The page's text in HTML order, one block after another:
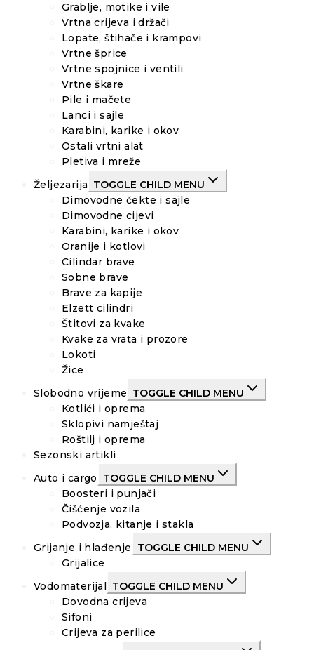
Grablje, motike i vile
Vrtna crijeva i držači
Lopate, štihače i krampovi
Vrtne šprice
Vrtne spojnice i ventili
Vrtne škare
Pile i mačete
Lanci i sajle
Karabini, karike i okov
Ostali vrtni alat
Pletiva i mreže
Željezarija TOGGLE CHILD MENU
Dimovodne čekte i sajle
Dimovodne cijevi
Karabini, karike i okov
Oranije i kotlovi
Cilindar brave
Sobne brave
Brave za kapije
Elzett cilindri
Štitovi za kvake
Kvake za vrata i prozore
Lokoti
Žice
Slobodno vrijeme TOGGLE CHILD MENU
Kotlići i oprema
Sklopivi namještaj
Roštilj i oprema
Sezonski artikli
Auto i cargo
TOGGLE CHILD MENU
Boosteri i punjači
Čišćenje vozila
Podvozja, kitanje i stakla
Grijanje i hlađenje
TOGGLE CHILD MENU
Grijalice
Vodomaterijal
TOGGLE CHILD MENU
Dovodna crijeva
Sifoni
Crijeva za perilice